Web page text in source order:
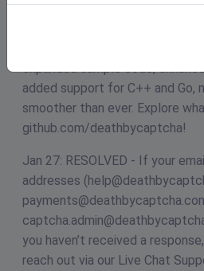
Apr 15: GitHub Updates: We’ve
added support for C++ and Go,
smoother than ever. Explore
github.com/deathbycaptcha!
Jan 27: RESOLVED - If your
addresses (
you haven’t received a
reach out via our Live Chat